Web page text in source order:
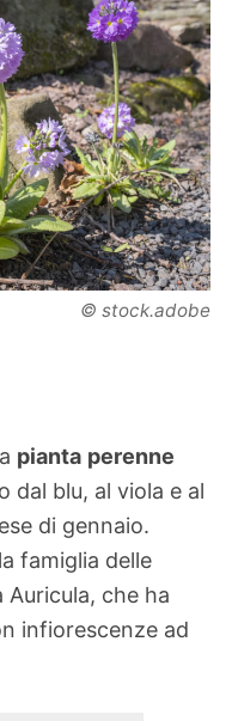
© stock.adobe
pianta perenne
dal blu, al viola e al
di gennaio.
famiglia delle
Auricula, che ha
infiorescenze ad